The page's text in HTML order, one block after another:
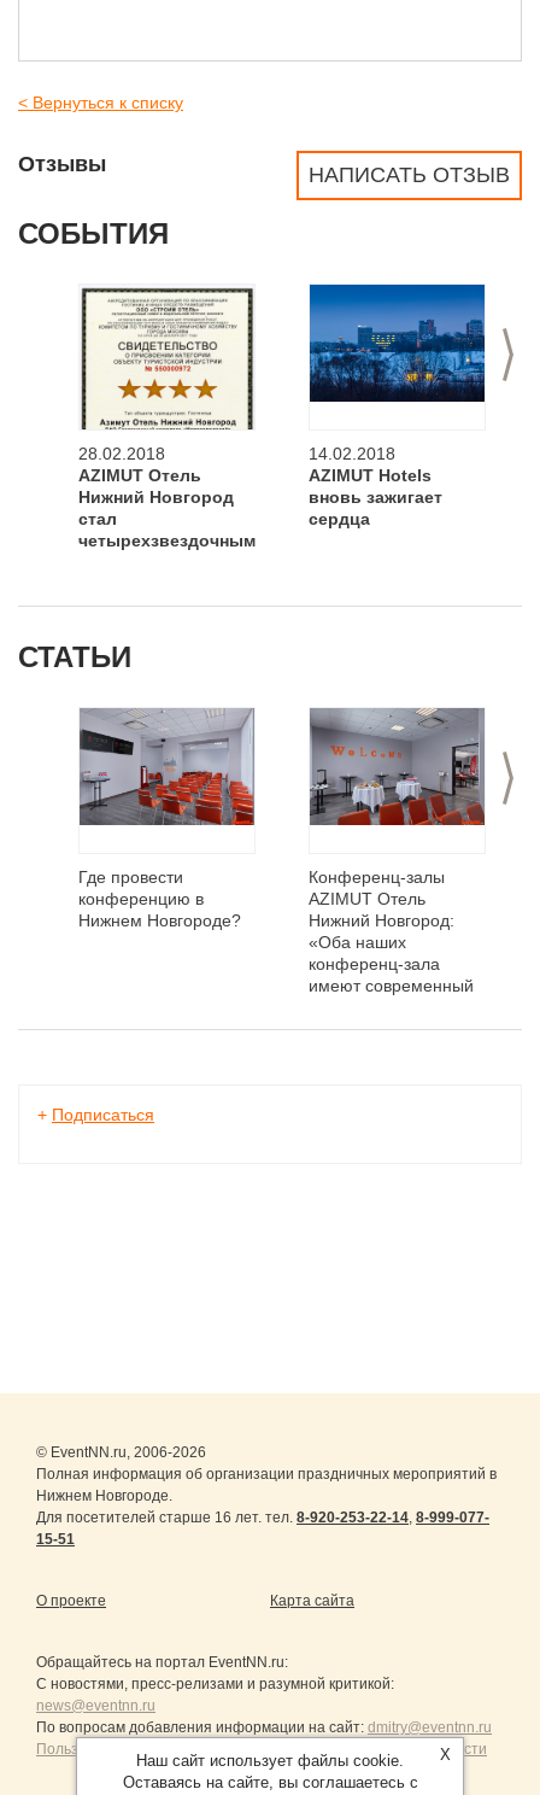
< Вернуться к списку
НАПИСАТЬ ОТЗЫВ
Отзывы
СОБЫТИЯ
>
28.02.2018
AZIMUT Отель
Нижний Новгород
стал
четырехзвездочным
14.02.2018
AZIMUT Hotels
вновь зажигает
сердца
СТАТЬИ
>
Где провести
конференцию в
Нижнем Новгороде?
Конференц-залы
AZIMUT Отель
Нижний Новгород:
«Оба наших
конференц-зала
имеют современный
оборудованы
+ Подписаться
© EventNN.ru, 2006-2026
Полная информация об организации праздничных мероприятий в
Нижнем Новгороде.
Для посетителей старше 16 лет. тел. 8-920-253-22-14, 8-999-077-
15-51
О проекте Карта сайта
Обращайтесь на портал EventNN.ru:
С новостями, пресс-релизами и разумной критикой:
news@eventnn.ru
По вопросам добавления информации на сайт: dmitry@eventnn.ru
Пользовательское Соглашение и политика конфиденциальности
X
Наш сайт использует файлы cookie.
Оставаясь на сайте, вы соглашаетесь с